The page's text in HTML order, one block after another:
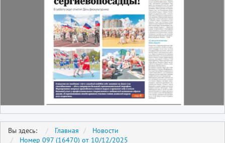
Вы здесь: Главная
Новости
Номер 097 (16470) от 10/12/2025